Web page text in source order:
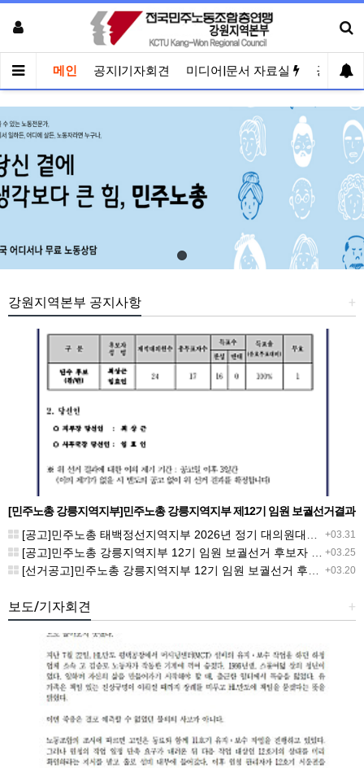
메인 공지|기자회견 미디어|문서 자료실 공유게
+
강원지역본부 공지사항
[민주노총 강릉지역지부]민주노총 강릉지역지부 제12기 임원 보궐선거결과
공고
+03.31
[공고]민주노총 태백정선지역지부 2026년 정기 대의원대회 재소집 건
+03.25
[공고]민주노총 강릉지역지부 12기 임원 보궐선거 후보자 확정 공고
+03.20
[선거공고]민주노총 강릉지역지부 12기 임원 보궐선거 후보 등록 기간 연장 공고
+
보도/기자회견